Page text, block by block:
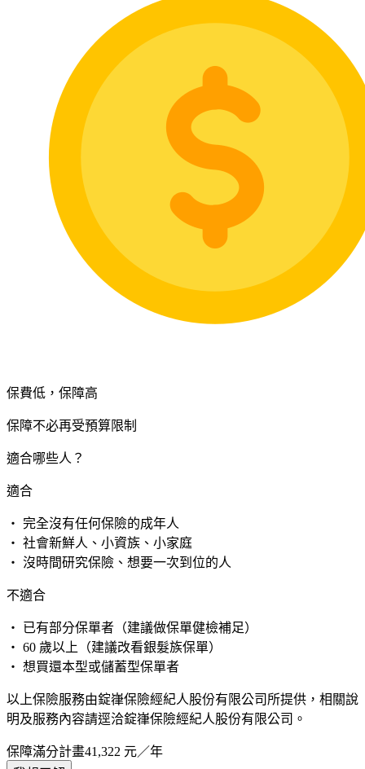
保費低，保障高
保障不必再受預算限制
適合哪些人？
適合
・ 完全沒有任何保險的成年人
・ 社會新鮮人、小資族、小家庭
・ 沒時間研究保險、想要一次到位的人
不適合
・ 已有部分保單者（建議做保單健檢補足）
・ 60 歲以上（建議改看銀髮族保單）
・ 想買還本型或儲蓄型保單者
以上保險服務由錠嵂保險經紀人股份有限公司所提供，相關說
明及服務內容請逕洽錠嵂保險經紀人股份有限公司。
保障滿分計畫41,322 元／年